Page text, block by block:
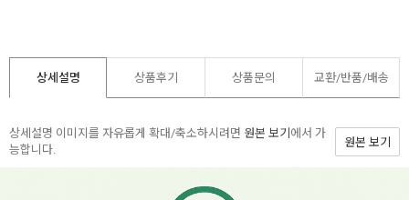
상세설명 상품후기 상품문의 교환/반품/배송
상세설명 이미지를 자유롭게 확대/축소하시려면 원본 보기 에서 가
능합니다.
원본 보기